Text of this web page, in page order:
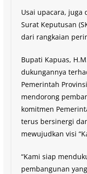
Usai upacara, juga
Surat Keputusan
dari rangkaian
Bupati Kapuas,
dukungannya
Pemerintah
mendorong
komitmen
terus bersinergi
mewujudkan visi
“Kami siap
pembangunan